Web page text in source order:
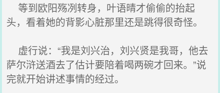
等到欧阳殇冽转身，叶语晴才偷偷的抬起
头，看着她的背影心脏那里还是跳得很奇怪。
虚行说：“我是刘兴治，刘兴贤是我哥，他去
萨尔浒送酒去了估计要陪着喝两碗才回来。”说
完就开始讲述事情的经过。